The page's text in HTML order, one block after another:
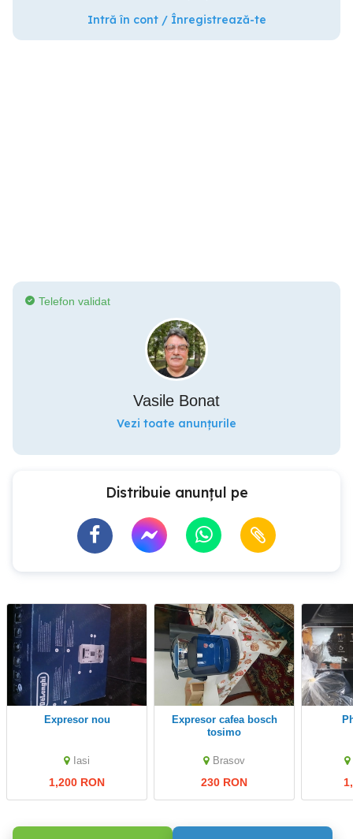
Intră în cont / Înregistrează-te
Telefon validat
Vasile Bonat
Vezi toate anunțurile
Distribuie anunțul pe
Expresor nou
Iasi
1,200 RON
Expresor cafea bosch
tosimo
Brasov
230 RON